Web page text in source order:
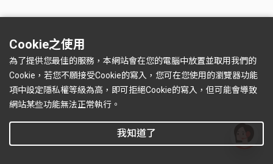
Cookie之使用
為了提供您最佳的服務，本網站會在您的電腦中放置並取用我們的
Cookie，若您不願接受Cookie的寫入，您可在您使用的瀏覽器功能
項中設定隱私權等級為高，即可拒絕Cookie的寫入，但可能會導致
網站某些功能無法正常執行。
我知道了